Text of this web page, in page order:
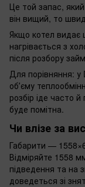
Це той запас,
він вищий, то
Якщо котел видає
нагрівається з
після розбору
Для порівняння: у
обʼєму
розбір іде часто
буде помітна.
Чи влізе за
Габарити —
Відміряйте 1558
підведення та на
доведеться зі